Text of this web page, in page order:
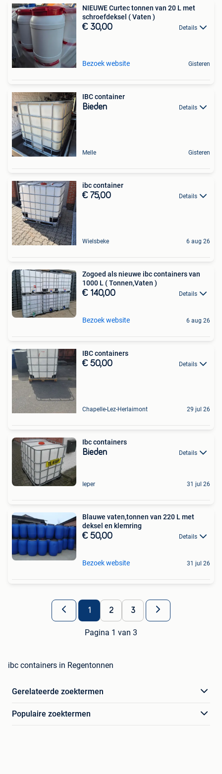
NIEUWE Curtec tonnen van 20 L met
schroefdeksel ( Vaten )
€ 30,00 Details
Bezoek website Gisteren
IBC container
Bieden Details
Melle Gisteren
ibc container
€ 75,00 Details
Wielsbeke 6 aug 26
Zogoed als nieuwe ibc containers van
1000 L ( Tonnen,Vaten )
€ 140,00 Details
Bezoek website 6 aug 26
IBC containers
€ 50,00 Details
Chapelle-Lez-Herlaimont 29 jul 26
Ibc containers
Bieden Details
Ieper 31 jul 26
Blauwe vaten,tonnen van 220 L met
deksel en klemring
€ 50,00 Details
Bezoek website 31 jul 26
1 2 3
Pagina 1 van 3
ibc containers in Regentonnen
Gerelateerde zoektermen
Populaire zoektermen